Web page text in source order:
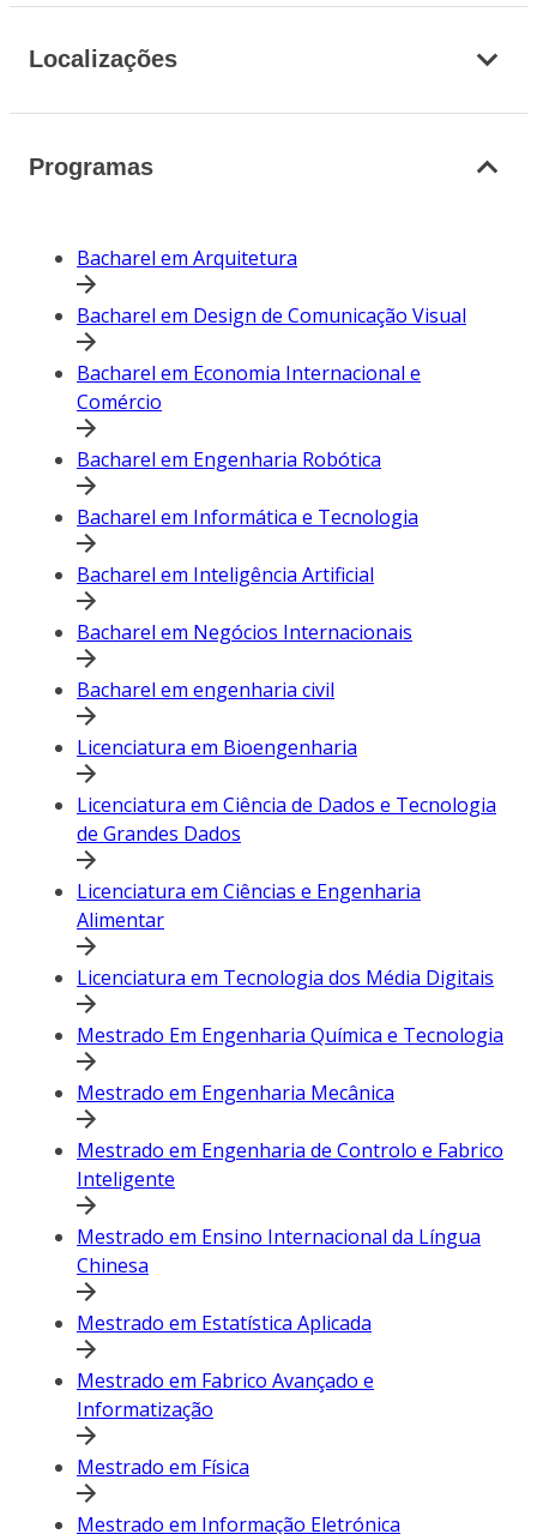
Localizações
Programas
Bacharel em Arquitetura
Bacharel em Design de Comunicação Visual
Bacharel em Economia Internacional e
Comércio
Bacharel em Engenharia Robótica
Bacharel em Informática e Tecnologia
Bacharel em Inteligência Artificial
Bacharel em Negócios Internacionais
Bacharel em engenharia civil
Licenciatura em Bioengenharia
Licenciatura em Ciência de Dados e Tecnologia
de Grandes Dados
Licenciatura em Ciências e Engenharia
Alimentar
Licenciatura em Tecnologia dos Média Digitais
Mestrado Em Engenharia Química e Tecnologia
Mestrado em Engenharia Mecânica
Mestrado em Engenharia de Controlo e Fabrico
Inteligente
Mestrado em Ensino Internacional da Língua
Chinesa
Mestrado em Estatística Aplicada
Mestrado em Fabrico Avançado e
Informatização
Mestrado em Física
Mestrado em Informação Eletrónica